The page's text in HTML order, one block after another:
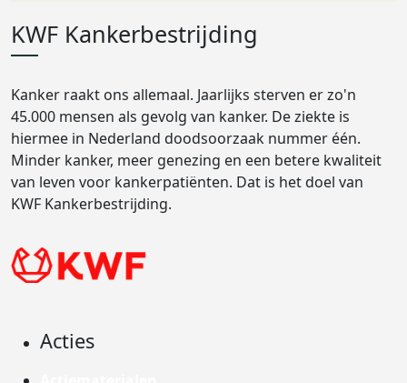
KWF Kankerbestrijding
Kanker raakt ons allemaal. Jaarlijks sterven er zo'n
45.000 mensen als gevolg van kanker. De ziekte is
hiermee in Nederland doodsoorzaak nummer één.
Minder kanker, meer genezing en een betere kwaliteit
van leven voor kankerpatiënten. Dat is het doel van
KWF Kankerbestrijding.
Acties